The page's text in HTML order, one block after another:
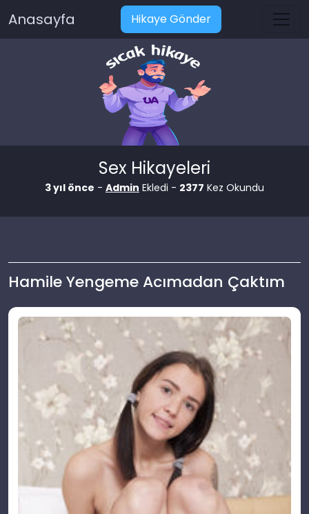
Anasayfa Hikaye Gönder
Sex Hikayeleri
3 yıl önce - Admin Ekledi - 2377 Kez Okundu
Hamile Yengeme Acımadan Çaktım